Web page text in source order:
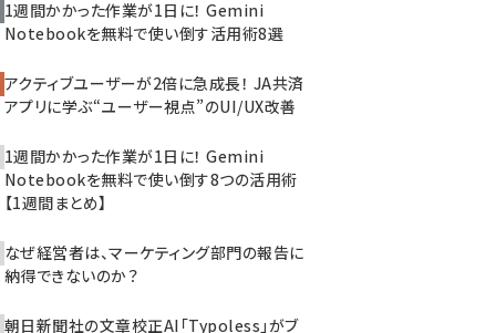
1週間かかった作業が1日に！ Gemini
Notebookを無料で使い倒す活用術8選
アクティブユーザーが2倍に急成長！ JA共済
アプリに学ぶ“ユーザー視点”のUI/UX改善
1週間かかった作業が1日に！ Gemini
Notebookを無料で使い倒す8つの活用術
【1週間まとめ】
なぜ経営者は、マーケティング部門の報告に
納得できないのか？
朝日新聞社の文章校正AI「Typoless」がブ